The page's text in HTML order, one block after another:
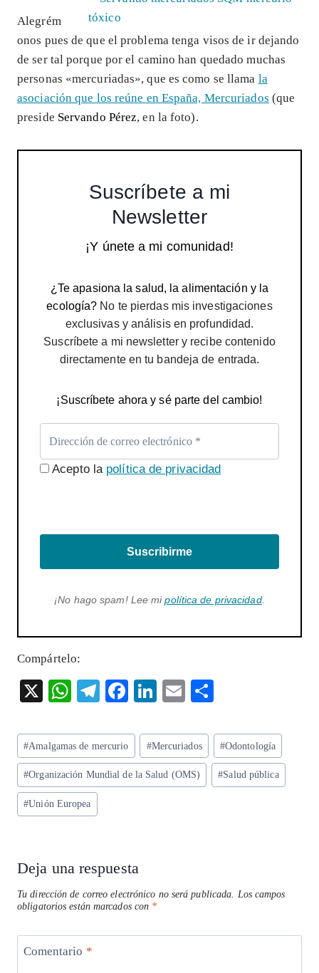
Alegrém
onos pues de que el problema tenga visos de ir dejando
de ser tal porque por el camino han quedado muchas
personas «mercuriadas», que es como se llama la
asociación que los reúne en España, Mercuriados (que
preside Servando Pérez, en la foto).
Suscríbete a mi
Newsletter
¡Y únete a mi comunidad!
¿Te apasiona la salud, la alimentación y la
ecología? No te pierdas mis investigaciones
exclusivas y análisis en profundidad.
Suscríbete a mi newsletter y recibe contenido
directamente en tu bandeja de entrada.
¡Suscríbete ahora y sé parte del cambio!
Acepto la política de privacidad
Suscribirme
¡No hago spam! Lee mipolítica de privacidad.
Compártelo:
X
W
ts
A
p
p
T
eg
ra
m
F
eb
o
o
Li
ke
dI
n
E
ai
l
re
Etiquetas
de
la
entrada:
#Amalgamas de mercurio #Mercuriados #Odontología
#Organización Mundial de la Salud (OMS) #Salud pública
#Unión Europea
Deja una respuesta
Tu dirección de correo electrónico no será publicada. Los campos
obligatorios están marcados con *
Comentario *